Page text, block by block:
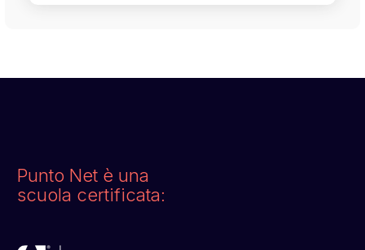
Punto Net è una
scuola certificata: